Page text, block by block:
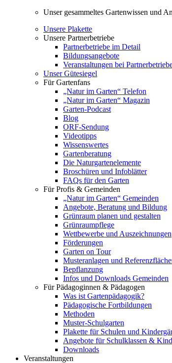
Unser gesammeltes Gartenwissen und
Unsere Plakette
Unsere Partnerbetriebe
Partnerbetriebe im Detail
Bildungsangebote
Veranstaltungen bei
Unser Gütesiegel
Für Gartenfans
„Natur im Garten“ Telefon
„Natur im Garten“ Magazin
Garten-Podcast
Blog
ORF-Sendung
Videotipps
Wissenswertes
Gartenberatung
Die Naturgartenelemente
Broschüren und Infoblätter
FAQs für den Garten
Für Profis & Gemeinden
„Natur im Garten“ Gemeinden
Angebote, Beratung und Bildung
Grünraum planen und gestalten
Grünraumpflege
Wettbewerbe und Auszeichnungen
Förderungen
Garten on Tour
Musteranlagen und
Bepflanzung
Infos und Downloads Gemeinden
Für Pädagoginnen & Pädagogen
Was ist Gartenpädagogik?
Pädagogische Fortbildungen
Methoden
Muster-Schulgarten
Plakette für Schulen und
Angebote für Schulklassen &
Downloads
Veranstaltungen